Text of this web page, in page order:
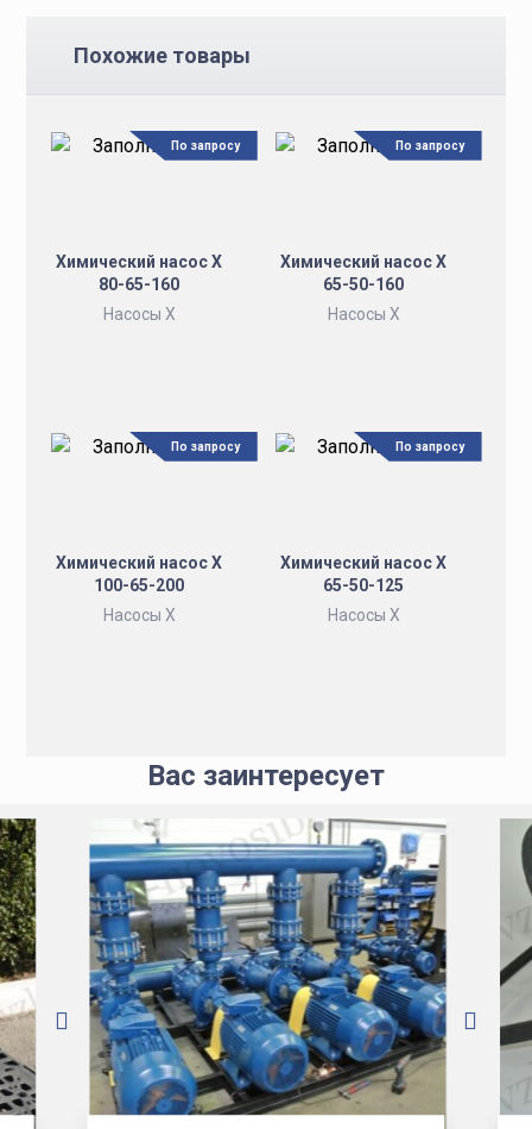
Похожие товары
Химический насос Х
80-65-160
Насосы Х
По запросу
Химический насос Х
65-50-160
Насосы Х
По запросу
Химический насос Х
100-65-200
Насосы Х
По запросу
Химический насос Х
65-50-125
Насосы Х
По запросу
Вас заинтересует